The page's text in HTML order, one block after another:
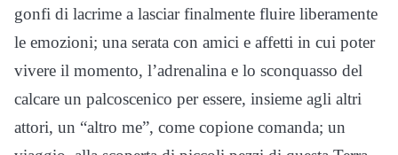
gonfi di lacrime a lasciar finalmente fluire liberamente
le emozioni; una serata con amici e affetti in cui poter
vivere il momento, l’adrenalina e lo sconquasso del
calcare un palcoscenico per essere, insieme agli altri
attori, un “altro me”, come copione comanda; un